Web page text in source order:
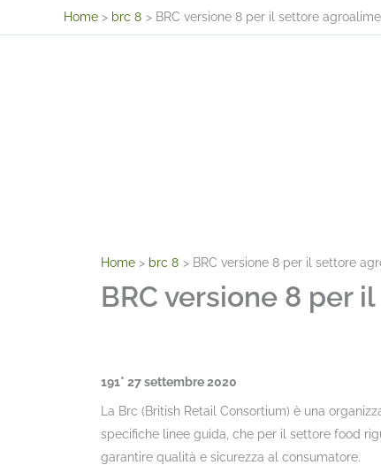
Home brc 8 BRC versione 8 per il settore
Home brc 8 BRC versione 8 per il settore
BRC versione 8 per
191* 27 settembre 2020
La Brc (British Retail Consortium) è una
specifiche linee guida, che per il settore food
garantire qualità e sicurezza al consumatore.